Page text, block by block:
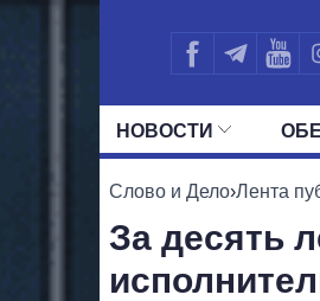
НОВОСТИ
ВСЕ
Слово и Дело›Лента
За десять